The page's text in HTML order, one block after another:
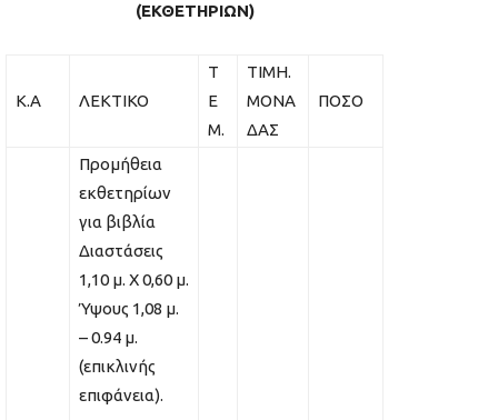
(ΕΚΘΕΤΗΡΙΩΝ)
Κ.Α ΛΕΚΤΙΚΟ
Τ
Ε
Μ.
ΤΙΜΗ.
ΜΟΝΑ
ΔΑΣ
ΠΟΣΟ
Προμήθεια
εκθετηρίων
για βιβλία
Διαστάσεις
1,10 μ. Χ 0,60 μ.
Ύψους 1,08 μ.
– 0.94 μ.
(επικλινής
επιφάνεια).